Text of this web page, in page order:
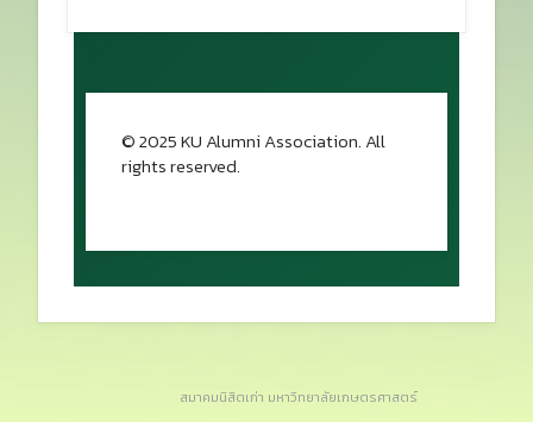
© 2025 KU Alumni Association. All
rights reserved.
สมาคมนิสิตเก่า มหาวิทยาลัยเกษตรศาสตร์